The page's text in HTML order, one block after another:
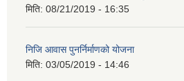
मिति: 08/21/2019 - 16:35
निजि आवास पुनर्निर्माणको योजना
मिति: 03/05/2019 - 14:46